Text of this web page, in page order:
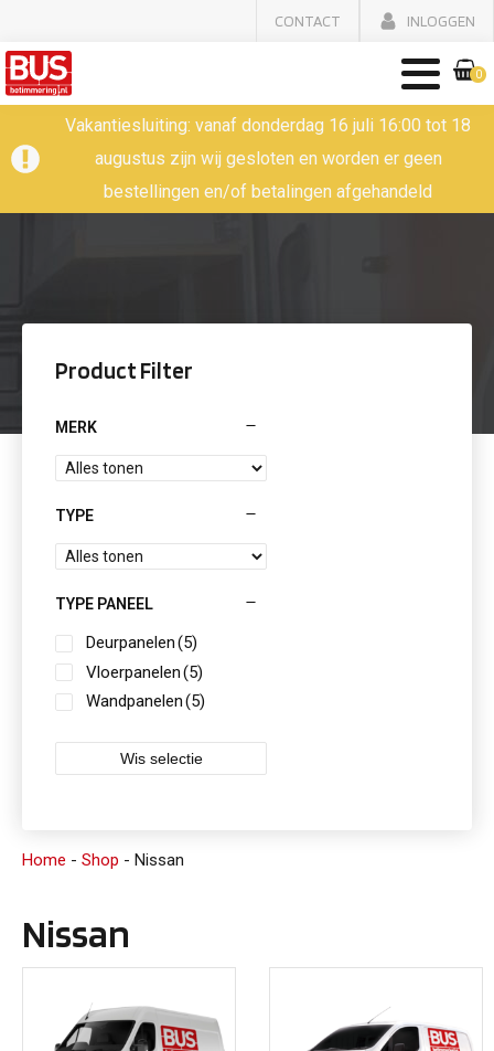
CONTACT INLOGGEN
0
Vakantiesluiting: vanaf donderdag 16 juli 16:00 tot 18
augustus zijn wij gesloten en worden er geen
bestellingen en/of betalingen afgehandeld
Product Filter
MERK
TYPE
TYPE PANEEL
Deurpanelen(5)
Vloerpanelen(5)
Wandpanelen(5)
Wis selectie
Home - Shop - Nissan
Nissan